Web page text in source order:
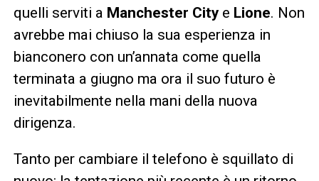
quelli serviti a Manchester Citye Lione. Non
avrebbe mai chiuso la sua esperienza in
bianconero con un’annata come quella
terminata a giugno ma ora il suo futuro è
inevitabilmente nella mani della nuova
dirigenza.
Tanto per cambiare il telefono è squillato di